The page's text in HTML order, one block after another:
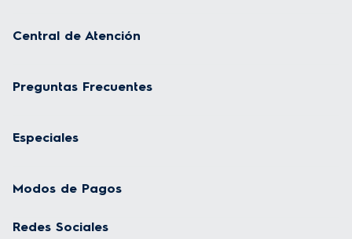
Central de Atención
Preguntas Frecuentes
Especiales
Modos de Pagos
Redes Sociales